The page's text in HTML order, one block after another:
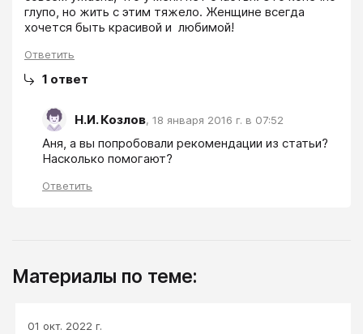
глупо, но жить с этим тяжело. Женщине всегда
Ответить
1 ответ
Н.И. Козлов, 18 января 2016 г. в 07:52
Аня, а вы попробовали рекомендации из статьи?
Насколько помогают?
Ответить
Материалы по теме:
01 окт. 2022 г.